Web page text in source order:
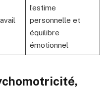
l’estime
personnelle et
équilibre
émotionnel